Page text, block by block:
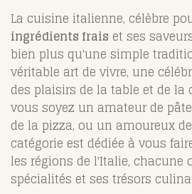
La cuisine italienne, célèbre
ingrédients frais et ses
bien plus qu'une simple
véritable art de vivre, une
des plaisirs de la table et de la
vous soyez un amateur de
de la pizza, ou un amoureux
catégorie est dédiée à vous
les régions de l'Italie, chacune
spécialités et ses trésors